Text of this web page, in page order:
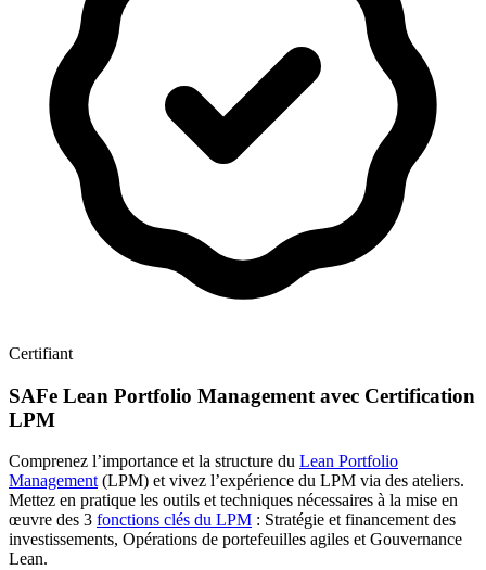
Certifiant
SAFe Lean Portfolio Management avec Certification
LPM
Comprenez l’importance et la structure du Lean Portfolio
Management(LPM) et vivez l’expérience du LPM via des ateliers.
Mettez en pratique les outils et techniques nécessaires à la mise en
œuvre des 3 fonctions clés du LPM : Stratégie et financement des
investissements, Opérations de portefeuilles agiles et Gouvernance
Lean.